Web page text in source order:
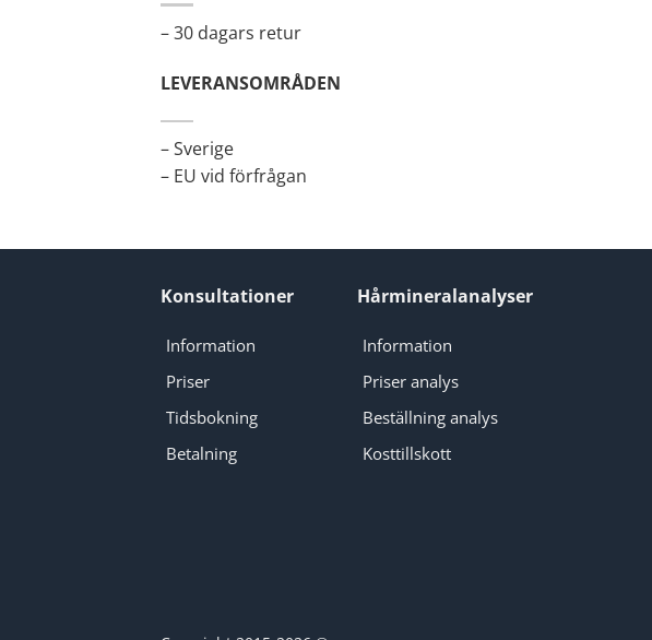
– 30 dagars retur
LEVERANSOMRÅDEN
– Sverige
– EU vid förfrågan
Konsultationer
Information
Priser
Tidsbokning
Betalning
Hårmineralanalyser
Information
Priser analys
Beställning analys
Kosttillskott